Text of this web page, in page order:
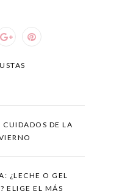
DE LA
¿LECHE O GEL
ELIGE EL MÁS